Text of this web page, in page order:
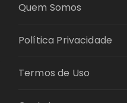
Quem Somos
Política Privacidade
Termos de Uso